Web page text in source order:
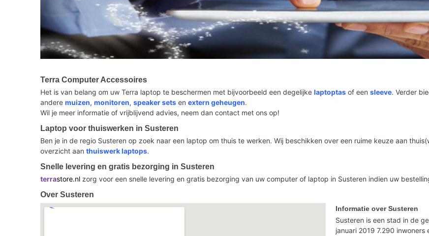
Terra Computer Accessoires
Het is van belang om uw Terra laptop te beschermen met bijvoorbeeld een degelijke laptoptas of een sleeve. Verder
andere muizen, monitoren, speaker sets en extern geheugen.
Wil je meer informatie of vrijblijvend advies, neem dan contact met ons op!
Laptop voor thuiswerken in Susteren
Ben je in de regio Susteren op zoek naar een laptop om thuis te werken. Wij beschikken over een ruime keuze aan
overzicht aan thuiswerk laptops.
Snelle levering en gratis bezorging in Susteren
terrastore.nl zorg voor een snelle levering en gratis bezorging van uw computer of laptop in Susteren indien uw
Over Susteren
Informatie over Susteren
Susteren is een stad in de
januari 2019 7.290